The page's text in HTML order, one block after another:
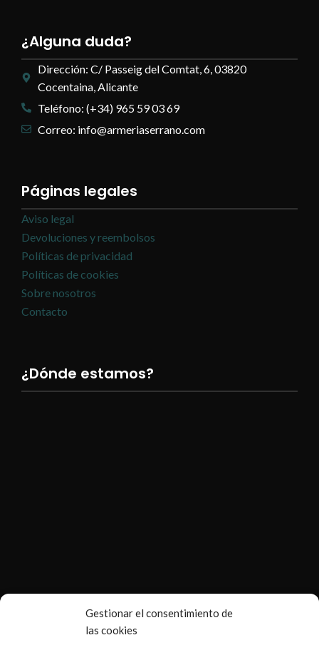
Gestionar el consentimiento de
las cookies
¿Alguna duda?
Dirección: C/ Passeig del Comtat, 6, 03820
Cocentaina, Alicante
Teléfono: (+34) 965 59 03 69
Correo: info@armeriaserrano.com
Páginas legales
Aviso legal
Devoluciones y reembolsos
Políticas de privacidad
Políticas de cookies
Sobre nosotros
Contacto
¿Dónde estamos?